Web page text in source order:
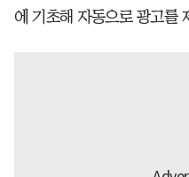
에 기초해 자동으로 광고를